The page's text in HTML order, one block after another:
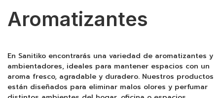
Aromatizantes
En Sanitiko encontrarás una variedad de aromatizantes y
ambientadores, ideales para mantener espacios con un
aroma fresco, agradable y duradero. Nuestros productos
están diseñados para eliminar malos olores y perfumar